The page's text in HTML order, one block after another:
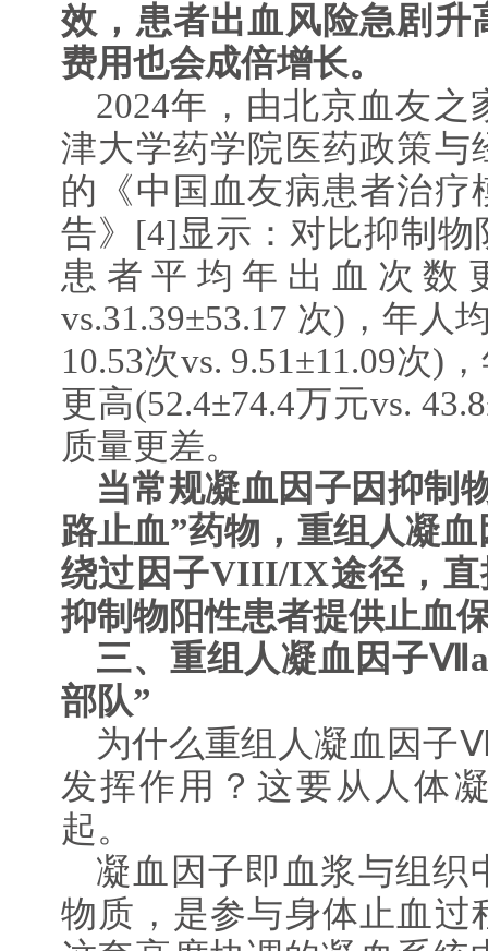
效，患者出血风险急剧升
费用也会成倍增长。
2024年，由北京血友
津大学药学院医药政策与
的《中国血友病患者治疗
告》[4]显示：对比抑制
患者平均年出血次数
vs.31.39±53.17 次)，年人
10.53次vs. 9.51±11.09次)
更高(52.4±74.4万元vs.
质量更差。
当常规凝血因子因抑制
路止血”药物，重组人凝
绕过因子VIII/IX途径，
抑制物阳性患者提供止血
三、重组人凝血因子
部队”
为什么重组人凝血因子
发挥作用？这要从人体
起。
凝血因子即血浆与组织
物质，是参与身体止血过